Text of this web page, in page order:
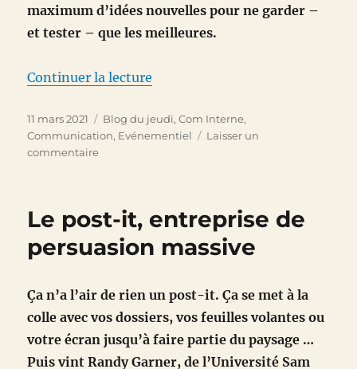
maximum d’idées nouvelles pour ne garder –
et tester – que les meilleures.
Continuer la lecture
Publié
le
11 mars 2021 Catégories
Blog du jeudi,Com Interne,
Communication, Evénementiel
Laisser un
commentairesur
réussir
sprint
Le post-it, entreprise de
persuasion massive
Ça n’a l’air de rien un post-it. Ça se met à la
colle avec vos dossiers, vos feuilles volantes ou
votre écran jusqu’à faire partie du paysage …
Puis vint Randy Garner, de l’Université Sam